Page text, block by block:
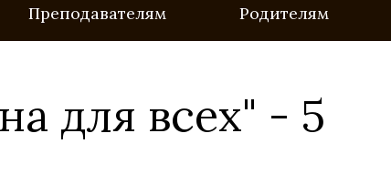
Преподавателям Родителям
для всех" - 5